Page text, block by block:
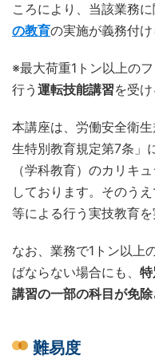
ころにより、当該業務
の教育の実施が義務付け
※最大荷重1トン以上のフ
行う 運転技能講習を受
本講座は、労働安全衛
生特別教育規定第7条」
（学科教育）のカリキ
しております。そのう
等による行う実技教育
なお、業務で1トン以上
ばならない場合にも、
講習の一部の科目が免
難易度